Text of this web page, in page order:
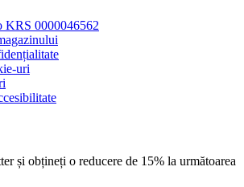
KRS 0000046562
uri
și obțineți o reducere de 15% la următoarea